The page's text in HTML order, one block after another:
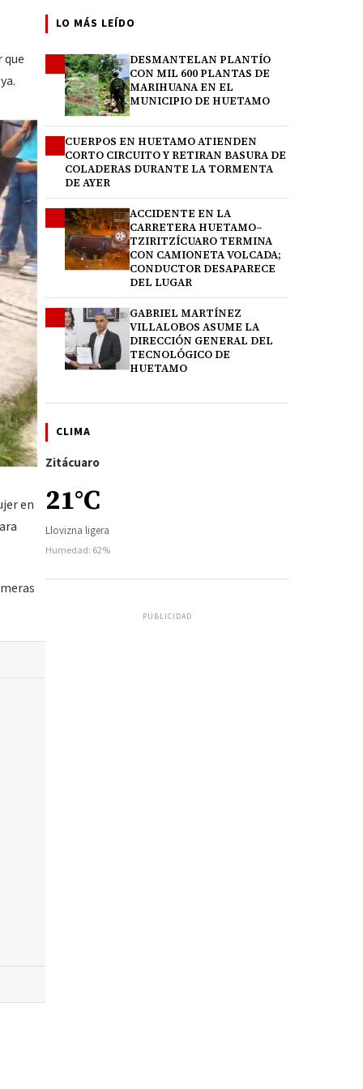
en
LO MÁS LEÍDO
DESMANTELAN PLANTÍO
CON MIL 600 PLANTAS DE
MARIHUANA EN EL
MUNICIPIO DE HUETAMO
CUERPOS EN HUETAMO ATIENDEN
CORTO CIRCUITO Y RETIRAN BASURA DE
COLADERAS DURANTE LA TORMENTA
DE AYER
ACCIDENTE EN LA
CARRETERA HUETAMO–
TZIRITZÍCUARO TERMINA
CON CAMIONETA VOLCADA;
CONDUCTOR DESAPARECE
DEL LUGAR
GABRIEL MARTÍNEZ
VILLALOBOS ASUME LA
DIRECCIÓN GENERAL DEL
TECNOLÓGICO DE
HUETAMO
CLIMA
Zitácuaro
21°C
Llovizna ligera
Humedad: 62%
PUBLICIDAD